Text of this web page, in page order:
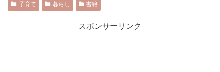
子育て 暮らし 書籍
スポンサーリンク